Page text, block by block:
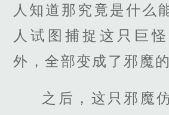
人知道那究竟是什么
人试图捕捉这只巨
外，全部变成了邪魔
之后，这只邪魔